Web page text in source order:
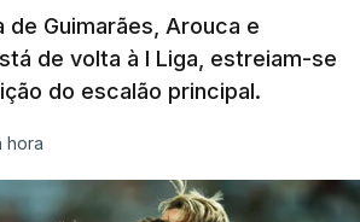
de Guimarães, Arouca e
de volta à I Liga, estreiam-se
do escalão principal.
hora